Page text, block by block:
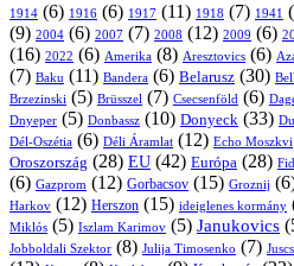
1914 (6) 1916 (6) 1917 (11) 1918 (7) 1941
(9) 2004 (6) 2007 (7) 2008 (12) 2009 (6)
(16) 2022 (6) Amerika (8) Aresztovics (6)
(7) Baku (11) Bandera (6) Belarusz (30)
Brzezinski (5) Brüsszel (7) Csecsenföld (6)
Dnyeper (5) Donbassz (10) Donyeck (33)
Dél-Oszétia (6) Déli Áramlat (12) Echo Moszkvi
Oroszország (28) EU (42) Európa (28)
(6) Gazprom (12) Gorbacsov (15) Groznij
Harkov (12) Herszon (15) ideiglenes kormány
Miklós (5) Iszlam Karimov (5) Janukovics
Jobboldali Szektor (8) Julija Timosenko (7)